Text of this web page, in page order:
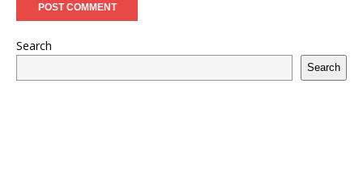
Search
Search